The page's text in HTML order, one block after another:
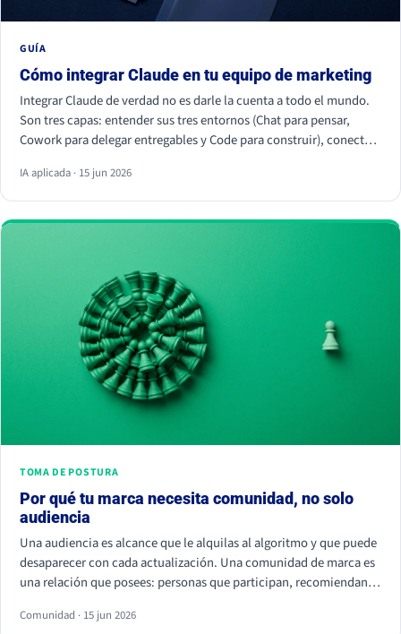
GUÍA
Cómo integrar Claude en tu equipo de marketing
Integrar Claude de verdad no es darle la cuenta a todo el mundo.
Son tres capas: entender sus tres entornos (Chat para pensar,
Cowork para delegar entregables y Code para construir), conectar
para que trabaje con tus datos, y crear Skills que conviertan
vuestra forma de trabajar en algo repetible. La magia no está en el
chat, está en los conectores y los Skills.
IA aplicada · 15 jun 2026
TOMA DE POSTURA
Por qué tu marca necesita comunidad, no solo
audiencia
Una audiencia es alcance que le alquilas al algoritmo y que puede
desaparecer con cada actualización. Una comunidad de marca es
una relación que posees: personas que participan, recomiendan y
comunidad sostiene el negocio cuando el alcance pagado falla.
Comunidad · 15 jun 2026